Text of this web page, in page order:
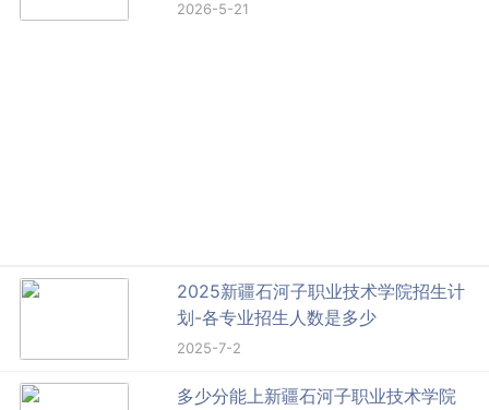
2026-5-21
2025新疆石河子职业技术学院招生计
划-各专业招生人数是多少
2025-7-2
多少分能上新疆石河子职业技术学院